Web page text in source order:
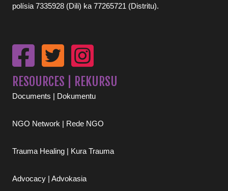
polísia 7335928 (Dili) ka 77265721 (Distritu).
RESOURCES | REKURSU
Documents | Dokumentu
NGO Network | Rede NGO
Trauma Healing | Kura Trauma
Advocacy | Advokasia